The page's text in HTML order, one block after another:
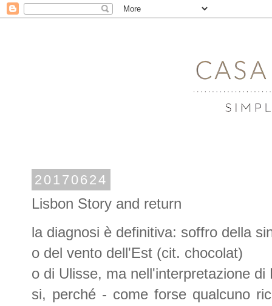
20170624
Lisbon Story and return
la diagnosi è definitiva: soffro della
o del vento dell'Est (cit. chocolat)
o di Ulisse, ma nell'interpretazione
si, perché - come forse qualcuno